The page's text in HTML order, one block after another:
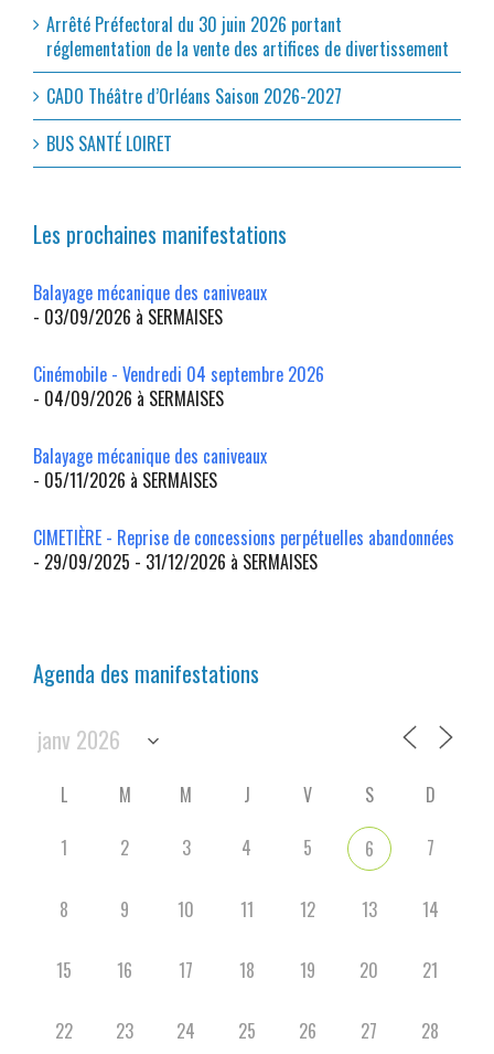
Arrêté Préfectoral du 30 juin 2026 portant
réglementation de la vente des artifices de divertissement
CADO Théâtre d’Orléans Saison 2026-2027
BUS SANTÉ LOIRET
Les prochaines manifestations
Balayage mécanique des caniveaux
- 03/09/2026 à SERMAISES
Cinémobile - Vendredi 04 septembre 2026
- 04/09/2026 à SERMAISES
Balayage mécanique des caniveaux
- 05/11/2026 à SERMAISES
CIMETIÈRE - Reprise de concessions perpétuelles abandonnées
- 29/09/2025 - 31/12/2026 à SERMAISES
Agenda des manifestations
L M M J V S
D
1
2 3 4 5 6 7
8 9 10 11 12 13 14
15 16 17 18 19 20 21
22 23 24 25 26 27 28